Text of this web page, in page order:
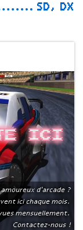
SD, DX
ici
d'arcade ?
ici chaque mois.
mensuellement.
Contactez-nous !